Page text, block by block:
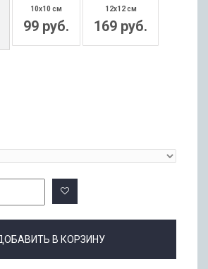
10x10 см
99 руб.
12x12 см
169 руб.
В КОРЗИНУ